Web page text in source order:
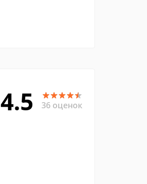
4.5 36 оценок